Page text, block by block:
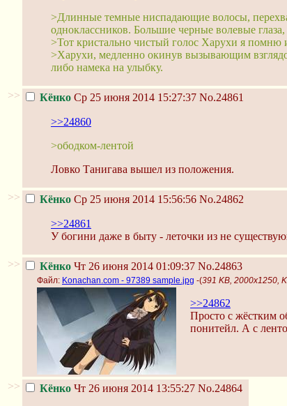
>Длинные темные ниспадающие волосы,
одноклассников. Большие черные волевые
>Тот кристально чистый голос Харухи я помню
>Харухи, медленно окинув вызывающим
либо намека на улыбку.
>> Кёнко Ср 25 июня 2014 15:27:37 No.24861
>>24860
>ободком-лентой
Ловко Танигава вышел из положения.
>> Кёнко Ср 25 июня 2014 15:56:56 No.24862
>>24861
У богини даже в быту - леточки из не
>> Кёнко Чт 26 июня 2014 01:09:37 No.24863
Файл: Konachan.com - 97389 sample.jpg -(391 KB, 2000x1250,
>>24862
Просто с жёстким
понитейл. А с
>> Кёнко Чт 26 июня 2014 13:55:27 No.24864